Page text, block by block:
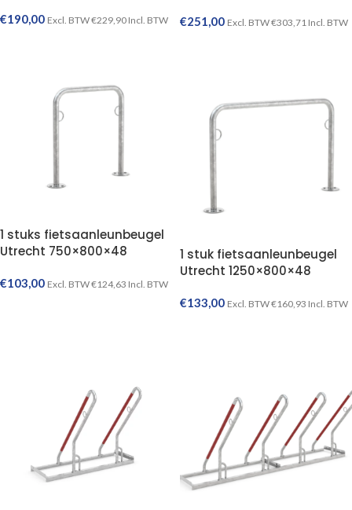
€190,00 Excl. BTW€229,90 Incl. BTW €251,00 Excl. BTW€303,71 Incl. BTW
1 stuks fietsaanleunbeugel
Utrecht 750×800×48
€103,00 Excl. BTW€124,63 Incl. BTW
1 stuk fietsaanleunbeugel
Utrecht 1250×800×48
€133,00 Excl. BTW€160,93 Incl. BTW